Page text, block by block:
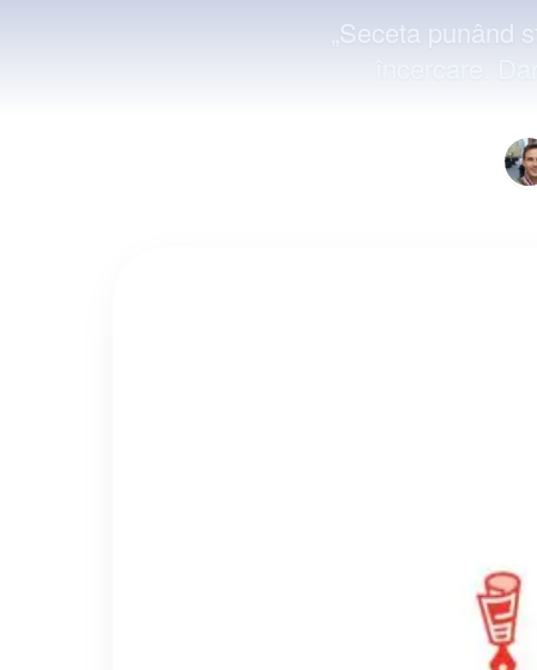
„Seceta punând